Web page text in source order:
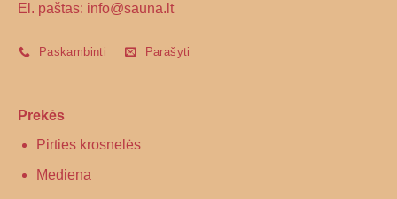
El. paštas: info@sauna.lt
Paskambinti Parašyti
Prekės
Pirties krosnelės
Mediena